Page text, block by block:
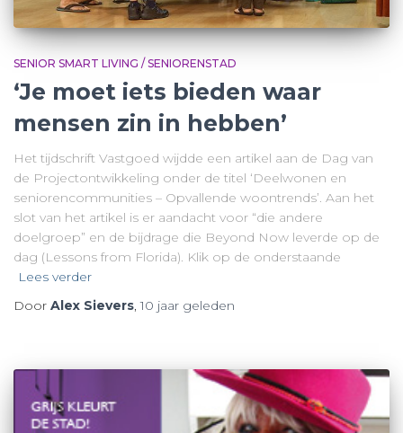
SENIOR SMART LIVING / SENIORENSTAD
‘Je moet iets bieden waar
mensen zin in hebben’
Het tijdschrift Vastgoed wijdde een artikel aan de Dag van
de Projectontwikkeling onder de titel ‘Deelwonen en
seniorencommunities – Opvallende woontrends’. Aan het
slot van het artikel is er aandacht voor “die andere
doelgroep” en de bijdrage die Beyond Now leverde op de
dag (Lessons from Florida). Klik op de onderstaande
Lees verder
Door Alex Sievers ,10 jaar geleden